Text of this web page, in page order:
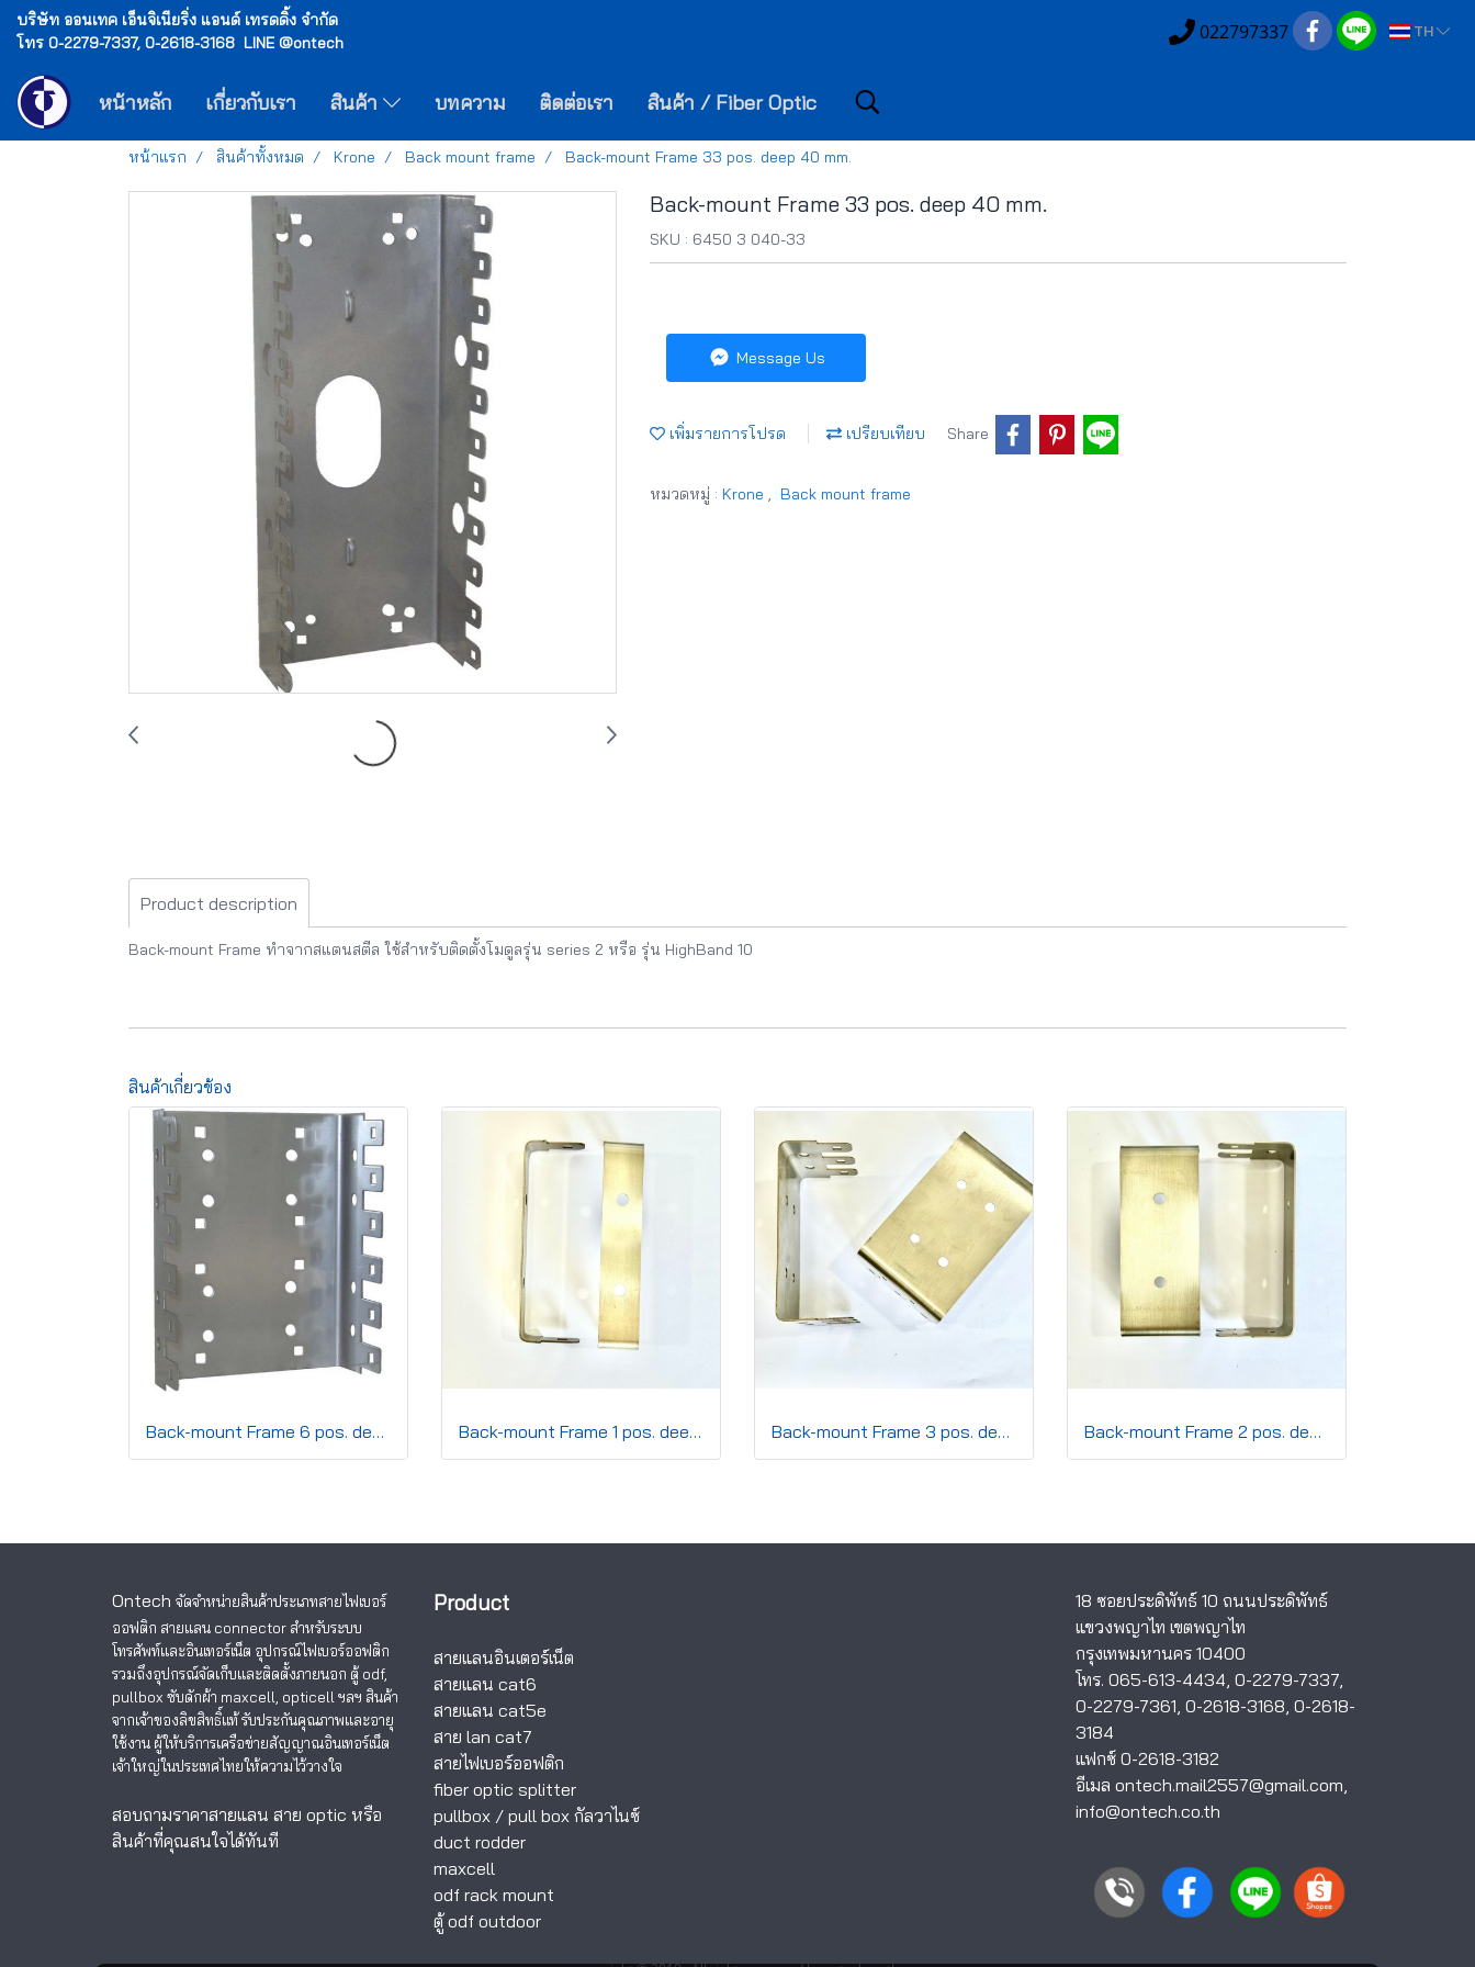
บริษัท ออนเทค เอ็นจิเนียริ่ง แอนด์ เทรดดิ้ง จำกัด
โทร 0-2279-7337, 0-2618-3168 LINE @ontech
022797337 TH
หน้าหลัก เกี่ยวกับเรา สินค้า บทความ ติดต่อเรา สินค้า / Fiber Optic
หน้าแรก สินค้าทั้งหมด Krone Back mount frame Back-mount Frame 33 pos. deep 40 mm.
Back-mount Frame 33 pos. deep 40 mm.
SKU : 6450 3 040-33
Message Us
เพิ่มรายการโปรด เปรียบเทียบ Share
หมวดหมู่ : Krone Back mount frame
Product description
Back-mount Frame ทำจากสแตนสตีล ใช้สำหรับติดตั้งโมดูลรุ่น series 2 หรือ รุ่น HighBand 10
สินค้าเกี่ยวข้อง
Back-mount Frame 6 pos. deep 22 mm. Back-mount Frame 1 pos. deep 12 mm. Back-mount Frame 3 pos. deep 22 mm. Back-mount Frame 2 pos. deep 22 mm.
Ontech จัดจำหน่ายสินค้าประเภทสายไฟเบอร์
ออฟติก สายแลน connector สำหรับระบบ
โทรศัพท์และอินเทอร์เน็ต อุปกรณ์ไฟเบอร์ออฟติก
รวมถึงอุปกรณ์จัดเก็บและติดตั้งภายนอก ตู้ odf,
pullbox ซับดักผ้า maxcell, opticell ฯลฯ สินค้า
จากเจ้าของลิขสิทธิ์แท้ รับประกันคุณภาพและอายุ
ใช้งาน ผู้ให้บริการเครือข่ายสัญญาณอินเทอร์เน็ต
เจ้าใหญ่ในประเทศไทยให้ความไว้วางใจ
สอบถามราคาสายแลน สาย optic หรือ
สินค้าที่คุณสนใจได้ทันที
Product
สายแลนอินเตอร์เน็ต
สายแลน cat6
สายแลน cat5e
สาย lan cat7
สายไฟเบอร์ออฟติก
fiber optic splitter
pullbox/ pull box กัลวาไนซ์
duct rodder
maxcell
odf rack mount
ตู้ odf outdoor
18 ซอยประดิพัทธ์ 10 ถนนประดิพัทธ์
แขวงพญาไท เขตพญาไท
กรุงเทพมหานคร 10400
โทร. 065-613-4434, 0-2279-7337,
0-2279-7361, 0-2618-3168, 0-2618-
3184
แฟกซ์ 0-2618-3182
อีเมล ontech.mail2557@gmail.com,
info@ontech.co.th